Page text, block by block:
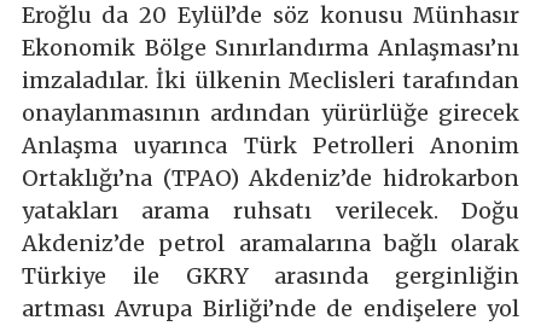
Eroğlu da 20 Eylül’de söz konusu Münhasır
Ekonomik Bölge Sınırlandırma Anlaşması’nı
imzaladılar. İki ülkenin Meclisleri tarafından
onaylanmasının ardından yürürlüğe girecek
Anlaşma uyarınca Türk Petrolleri Anonim
Ortaklığı’na (TPAO) Akdeniz’de hidrokarbon
yatakları arama ruhsatı verilecek. Doğu
Akdeniz’de petrol aramalarına bağlı olarak
Türkiye ile GKRY arasında gerginliğin
artması Avrupa Birliği’nde de endişelere yol